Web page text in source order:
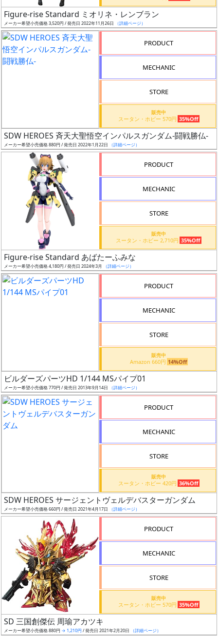
日
発
売
Web
プッ
ギ
ャ
ラ
定
予
定
再
販
月
割
引
店
Figure-rise Standard ミオリネ・レンブラン
メーカー希望小売価格 3,520円 / 発売日 2022年11月26日 （詳細ページ）
PRODUCT
MECHANIC
STORE
販売中
スータン・ホビー 570円 35%Off
SDW HEROES 斉天大聖悟空インパルスガンダム-闘戦勝仏-
メーカー希望小売価格 880円 / 発売日 2022年1月22日 （詳細ページ）
PRODUCT
MECHANIC
STORE
販売中
スータン・ホビー 2,710円 35%Off
Figure-rise Standard あばたーふみな
メーカー希望小売価格 4,180円 / 発売日 2024年3月 （詳細ページ）
PRODUCT
MECHANIC
STORE
販売中
Amazon 660円 14%Off
ビルダーズパーツHD 1/144 MSパイプ01
メーカー希望小売価格 770円 / 発売日 2013年9月14日 （詳細ページ）
PRODUCT
MECHANIC
STORE
販売中
スータン・ホビー 420円 36%Off
SDW HEROES サージェントヴェルデバスターガンダム
メーカー希望小売価格 660円 / 発売日 2021年4月17日 （詳細ページ）
PRODUCT
MECHANIC
STORE
販売中
スータン・ホビー 570円 35%Off
SD 三国創傑伝 周瑜アカツキ
メーカー希望小売価格 880円 → 1,210円 / 発売日 2021年2月20日 （詳細ページ）